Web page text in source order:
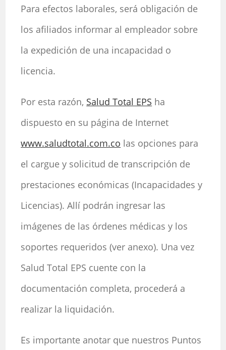
Para efectos laborales, será obligación de
los afiliados informar al empleador sobre
la expedición de una incapacidad o
licencia.
Por esta razón, Salud Total EPS ha
dispuesto en su página de Internet
www.saludtotal.com.co las opciones para
el cargue y solicitud de transcripción de
prestaciones económicas (Incapacidades y
Licencias). Allí podrán ingresar las
imágenes de las órdenes médicas y los
soportes requeridos (ver anexo). Una vez
Salud Total EPS cuente con la
documentación completa, procederá a
realizar la liquidación.
Es importante anotar que nuestros Puntos